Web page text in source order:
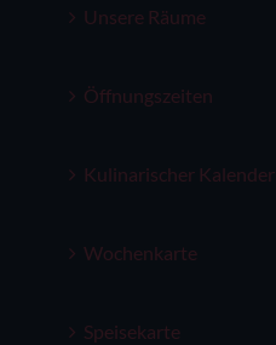
Unsere Räume
Öffnungszeiten
Kulinarischer Kalender
Wochenkarte
Speisekarte